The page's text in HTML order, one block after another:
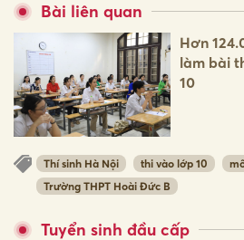
Bài liên quan
Hơn
làm bài
10
Thí sinh Hà Nội thi vào lớp 10
Trường THPT Hoài Đức B
Tuyển sinh đầu cấp